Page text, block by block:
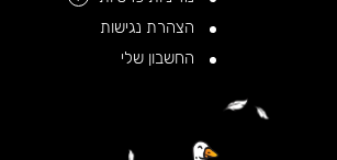
הצהרת נגישות
החשבון שלי